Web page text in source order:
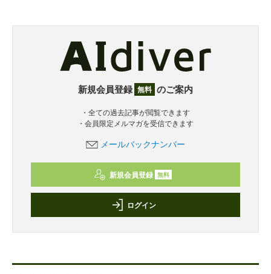
新規会員登録 無料 のご案内
・全ての過去記事が閲覧できます
・会員限定メルマガを受信できます
メールバックナンバー
新規会員登録 無料
ログイン